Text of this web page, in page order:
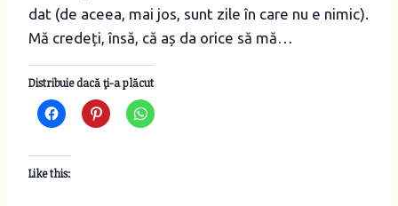
dat (de aceea, mai jos, sunt zile în care nu e nimic).
Mă credeți, însă, că aș da orice să mă…
Distribuie dacă ţi-a plăcut
Like this: